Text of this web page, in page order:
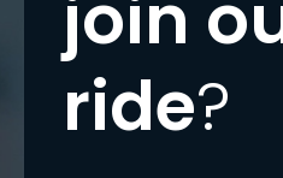
join
ride?